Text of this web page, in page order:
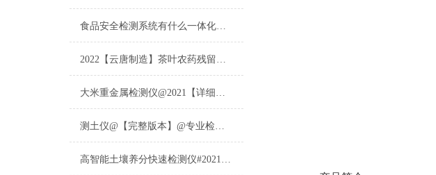
食品安全检测系统有什么一体化配置·2023仪器仪表推荐·山东云唐
2022【云唐制造】茶叶农药残留检测仪多少钱一台@山东云唐仪器仪表制造
大米重金属检测仪@2021【详细版本】@专业检测大米重金属仪器仪表
测土仪@【完整版本】@专业检测土壤的仪器仪表
高智能土壤养分快速检测仪#2021【土壤养分检测专用仪器仪表】